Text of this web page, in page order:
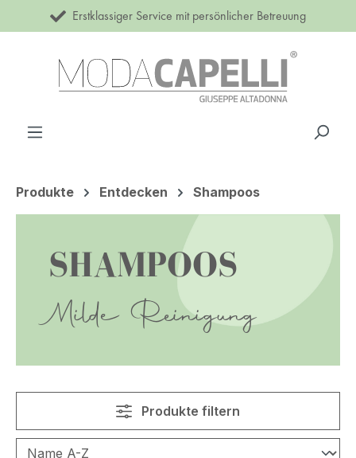
Zum Hauptinhalt springen
Erstklassiger Service mit persönlicher Betreuung
Produkte Entdecken Shampoos
SHAMPOOS
Milde Reinigung
Produkte filtern